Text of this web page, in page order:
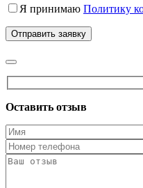
Я принимаю Политику
Оставить отзыв